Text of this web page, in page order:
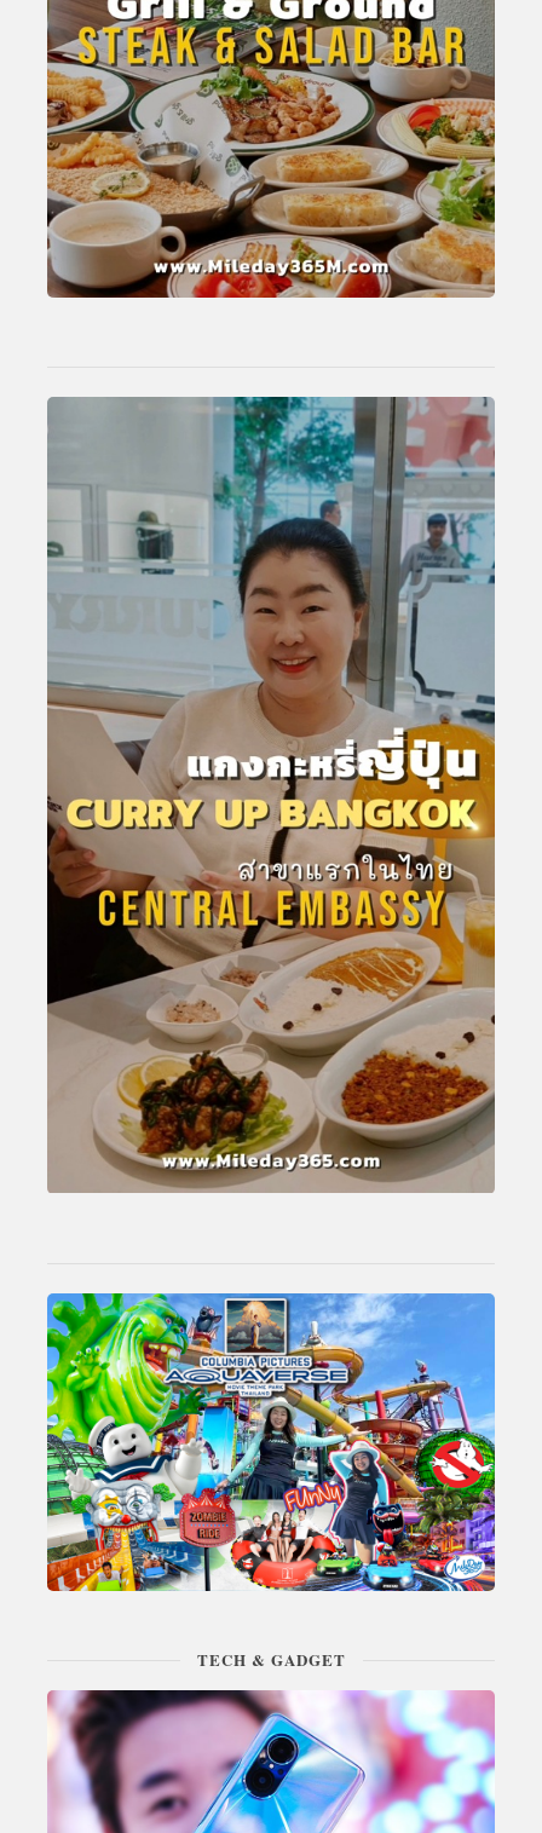
TECH & GADGET